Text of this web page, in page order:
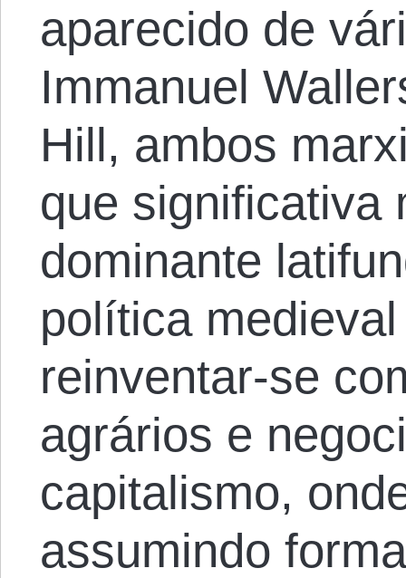
aparecido de
Immanuel
Hill, ambos
que significativa
dominante
política
reinventar-se
agrários e
capitalismo,
assumindo